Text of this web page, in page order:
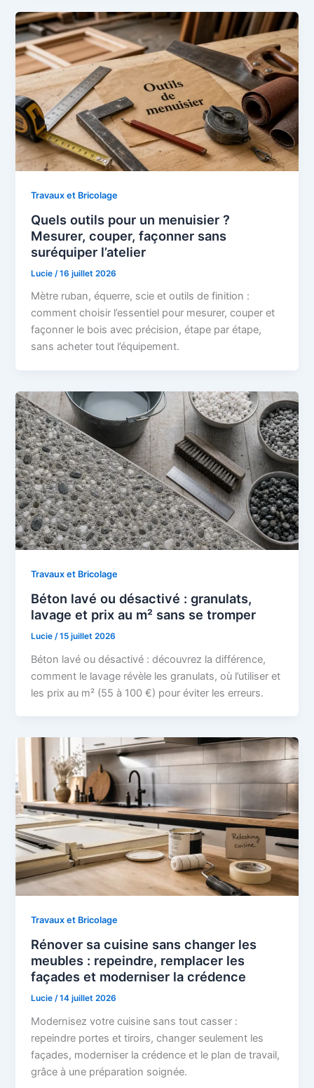
Travaux et Bricolage
Quels outils pour un menuisier ?
Mesurer, couper, façonner sans
suréquiper l’atelier
Lucie /16 juillet 2026
Mètre ruban, équerre, scie et outils de finition :
comment choisir l’essentiel pour mesurer, couper et
façonner le bois avec précision, étape par étape,
sans acheter tout l’équipement.
Travaux et Bricolage
Béton lavé ou désactivé : granulats,
lavage et prix au m² sans se tromper
Lucie /15 juillet 2026
Béton lavé ou désactivé : découvrez la différence,
comment le lavage révèle les granulats, où l’utiliser et
les prix au m² (55 à 100 €) pour éviter les erreurs.
Travaux et Bricolage
Rénover sa cuisine sans changer les
meubles : repeindre, remplacer les
façades et moderniser la crédence
Lucie/14 juillet 2026
Modernisez votre cuisine sans tout casser :
repeindre portes et tiroirs, changer seulement les
façades, moderniser la crédence et le plan de travail,
grâce à une préparation soignée.